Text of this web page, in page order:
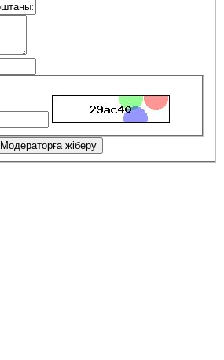
Модераторға жіберу